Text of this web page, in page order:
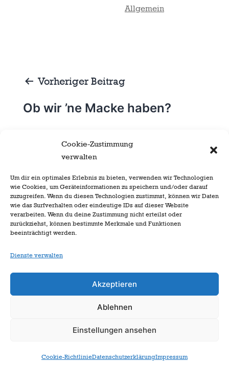
Cookie-Zustimmung
verwalten
Um dir ein optimales Erlebnis zu bieten, verwenden wir Technologien
wie Cookies, um Geräteinformationen zu speichern und/oder darauf
zuzugreifen. Wenn du diesen Technologien zustimmst, können wir Daten
wie das Surfverhalten oder eindeutige IDs auf dieser Website
verarbeiten. Wenn du deine Zustimmung nicht erteilst oder
zurückziehst, können bestimmte Merkmale und Funktionen
beeinträchtigt werden.
Dienste verwalten
Akzeptieren
Ablehnen
Einstellungen ansehen
Cookie-RichtlinieDatenschutzerklärungImpressum
Allgemein
Beitragsnavigation
Vorheriger Beitrag
Ob wir ’ne Macke haben?
Nächster Beitrag
Quadratisch? Logo! Das
Sommerfest der
Angersternchen